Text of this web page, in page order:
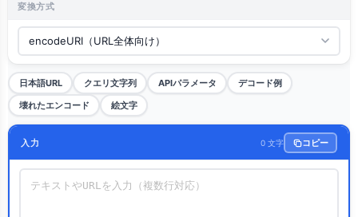
変換方式
日本語URL クエリ文字列 APIパラメータ
デコード例
壊れたエンコード
絵文字
入力 0 文字 コピー